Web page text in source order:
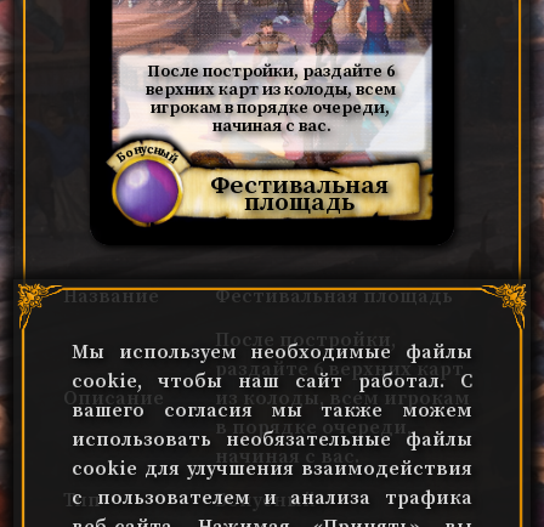
Фестивальная
площадь
После постройки, раздайте 6
верхних карт из колоды, всем
игрокам в порядке очереди,
начиная с вас.
Бонусный
Название Фестивальная площадь
Описание
После постройки,
раздайте 6 верхних карт
из колоды, всем игрокам
в порядке очереди,
начиная с вас.
Тип
Бонусный
Мы используем необходимые файлы
cookie, чтобы наш сайт работал. С
вашего согласия мы также можем
использовать необязательные файлы
cookie для улучшения взаимодействия
с пользователем и анализа трафика